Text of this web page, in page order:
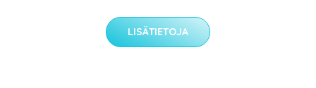
LISÄTIETOJA